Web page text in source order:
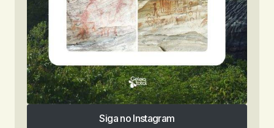
Siga no Instagram